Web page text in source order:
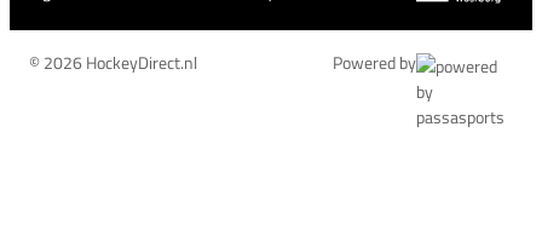
© 2026 HockeyDirect.nl Powered by